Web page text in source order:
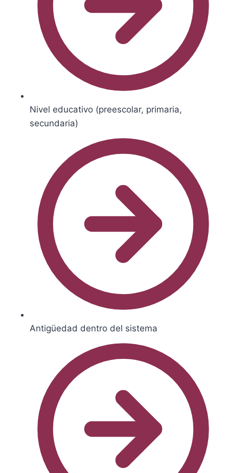
Nivel educativo (preescolar, primaria,
secundaria)
Antigüedad dentro del sistema